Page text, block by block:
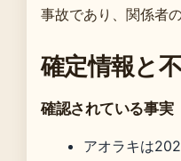
事故であり、関係者
確定情報と
確認されている事実
アオラキは